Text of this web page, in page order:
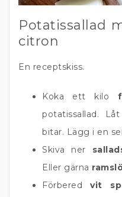
Potatissallad
citron
En receptskiss.
Koka ett kilo
potatissallad.
bitar. Lägg i en
Skiva ner
Eller gärna
Förberedvit